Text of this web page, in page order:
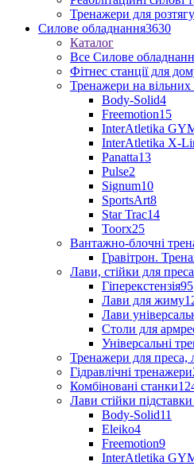
Тренажери для
Силове обладнання3630
Каталог
Все Силове
Фітнес станції для
Тренажери на вільних
Body-Solid4
Freemotion15
InterAtletika
InterAtletika X-
Panatta13
Pulse2
Signum10
SportsArt8
Star Trac14
Toorx25
Вантажно-блочні
Гравітрон.
Лави, стійки для
Гіперекстензія95
Лави для жиму
Лави
Столи для
Універсальні
Тренажери для преса,
Гідравлічні тренажери
Комбіновані станки
Лави стійки
Body-Solid11
Eleiko4
Freemotion9
InterAtletika